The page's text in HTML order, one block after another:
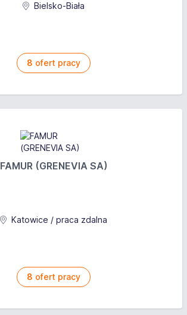
Bielsko-Biała
8 ofert pracy
FAMUR (GRENEVIA SA)
Katowice / praca zdalna
8 ofert pracy